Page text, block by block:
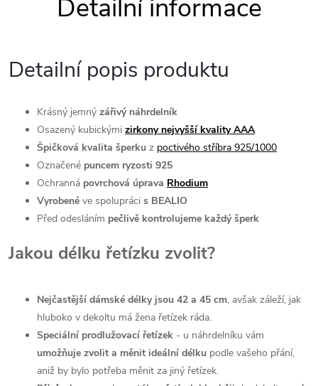
Detailní popis produktu
Krásný jemný zářivý náhrdelník
Osazený kubickými zirkony nejvyšší kvality AAA
Špičková kvalita šperku z poctivého stříbra 925/1000
Označené puncem ryzosti 925
Ochranná povrchová úprava Rhodium
Vyrobené ve spolupráci s BEALIO
Před odesláním pečlivě kontrolujeme každý šperk
Jakou délku řetízku zvolit?
Nejčastější dámské délky jsou 42 a 45 cm, avšak záleží, jak
hluboko v dekoltu má žena řetízek ráda.
Speciální prodlužovací řetízek - u náhrdelníku vám
umožňuje zvolit a měnit ideální délku podle vašeho přání,
aniž by bylo potřeba měnit za jiný řetízek.